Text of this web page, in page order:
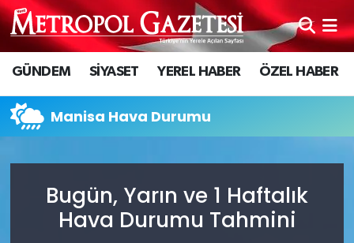
GÜNDEM SİYASET YEREL HABER ÖZEL HABER
Manisa Hava Durumu
Bugün, Yarın ve 1 Haftalık
Hava Durumu Tahmini
Hava Durumu
Trafik Durumu
Süper Lig Puan Durumu ve Fikstür
Son Dakika Haberleri